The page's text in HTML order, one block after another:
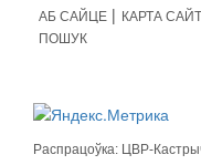
АБ САЙЦЕ КАРТА
ПОШУК
Распрацоўка: ЦВР-